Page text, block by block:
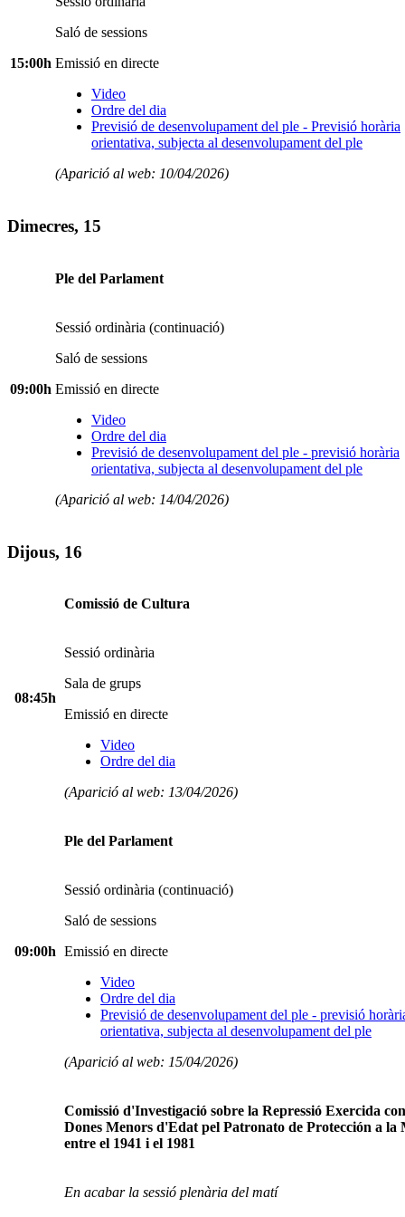
15:00h
Saló de sessions
Emissió en directe
Video
Ordre del dia
Previsió de desenvolupament del ple - Previsió horària
orientativa, subjecta al desenvolupament del ple
(Aparició al web: 10/04/2026)
Dimecres, 15
09:00h
Ple del Parlament
Sessió ordinària (continuació)
Saló de sessions
Emissió en directe
Video
Ordre del dia
Previsió de desenvolupament del ple - previsió horària
orientativa, subjecta al desenvolupament del ple
(Aparició al web: 14/04/2026)
Dijous, 16
08:45h
Comissió de Cultura
Sessió ordinària
Sala de grups
Emissió en directe
Video
Ordre del dia
(Aparició al web: 13/04/2026)
09:00h
Ple del Parlament
Sessió ordinària (continuació)
Saló de sessions
Emissió en directe
Video
Ordre del dia
Previsió de desenvolupament del ple - previsió
orientativa, subjecta al desenvolupament del ple
(Aparició al web: 15/04/2026)
Comissió d'Investigació sobre la Repressió Exercida
Dones Menors d'Edat pel Patronato de Protección a la
entre el 1941 i el 1981
En acabar la sessió plenària del matí